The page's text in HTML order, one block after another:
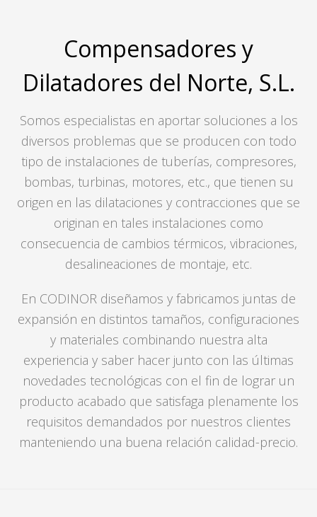
Compensadores y
Dilatadores del Norte, S.L.
Somos especialistas en aportar soluciones a los
diversos problemas que se producen con todo
tipo de instalaciones de tuberías, compresores,
bombas, turbinas, motores, etc., que tienen su
origen en las dilataciones y contracciones que se
originan en tales instalaciones como
consecuencia de cambios térmicos, vibraciones,
desalineaciones de montaje, etc.
En CODINOR diseñamos y fabricamos juntas de
expansión en distintos tamaños, configuraciones
y materiales combinando nuestra alta
experiencia y saber hacer junto con las últimas
novedades tecnológicas con el fin de lograr un
producto acabado que satisfaga plenamente los
requisitos demandados por nuestros clientes
manteniendo una buena relación calidad-precio.